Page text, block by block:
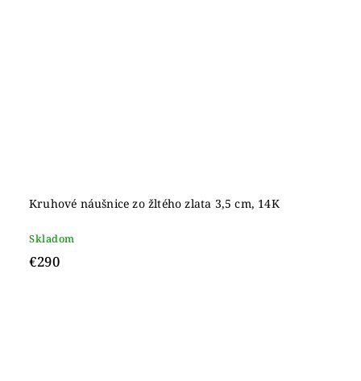
Kruhové náušnice zo žltého zlata 3,5 cm, 14K
Skladom
€290